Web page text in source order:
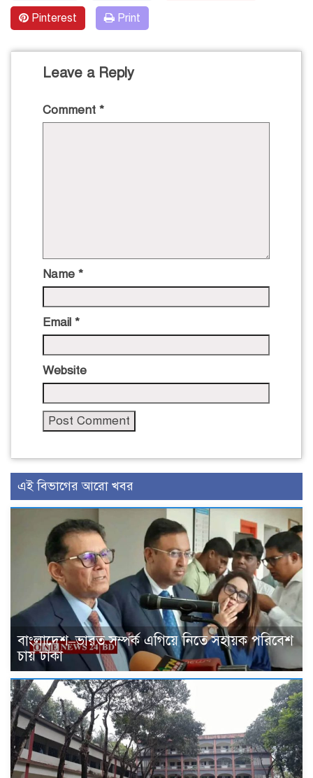
Pinterest Print
Leave a Reply
Comment *
Name *
Email *
Website
এই বিভাগের আরো খবর
বাংলাদেশ–ভারত সম্পর্ক এগিয়ে নিতে সহায়ক পরিবেশ
চায় ঢাকা